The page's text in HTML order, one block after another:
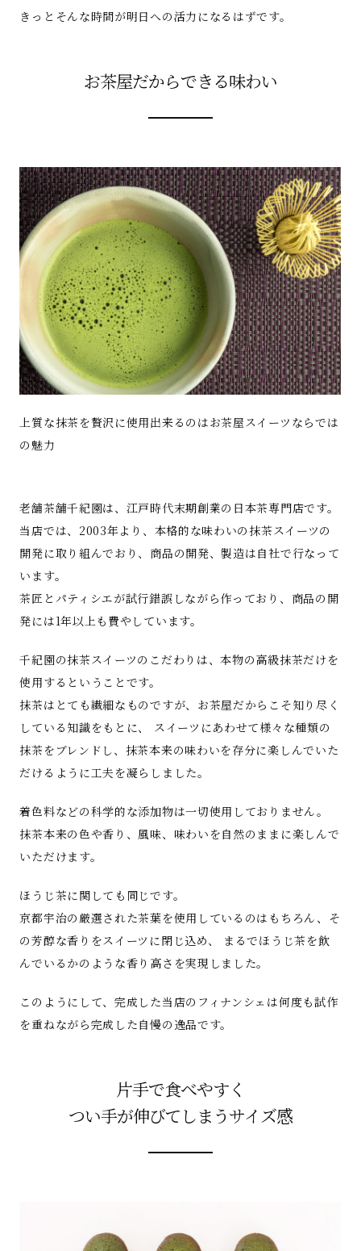
きっとそんな時間が明日への活力になるはずです。
お茶屋だからできる味わい
上質な抹茶を贅沢に使用出来るのはお茶屋スイーツならでは
の魅力
老舗茶舗千紀園は、江戸時代末期創業の日本茶専門店です。
当店では、2003年より、本格的な味わいの抹茶スイーツの
開発に取り組んでおり、商品の開発、製造は自社で行なって
います。
茶匠とパティシエが試行錯誤しながら作っており、商品の開
発には1年以上も費やしています。
千紀園の抹茶スイーツのこだわりは、本物の高級抹茶だけを
使用するということです。
抹茶はとても繊細なものですが、お茶屋だからこそ知り尽く
している知識をもとに、 スイーツにあわせて様々な種類の
抹茶をブレンドし、抹茶本来の味わいを存分に楽しんでいた
だけるように工夫を凝らしました。
着色料などの科学的な添加物は一切使用しておりません。
抹茶本来の色や香り、風味、味わいを自然のままに楽しんで
いただけます。
ほうじ茶に関しても同じです。
京都宇治の厳選された茶葉を使用しているのはもちろん、そ
の芳醇な香りをスイーツに閉じ込め、 まるでほうじ茶を飲
んでいるかのような香り高さを実現しました。
このようにして、完成した当店のフィナンシェは何度も試作
を重ねながら完成した自慢の逸品です。
片手で食べやすく
つい手が伸びてしまうサイズ感